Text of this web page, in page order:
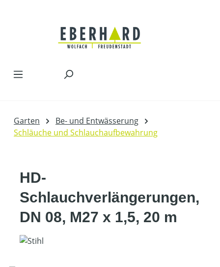
Garten
Be- und Entwässerung
Schläuche und Schlauchaufbewahrung
HD-
Schlauchverlängerungen,
DN 08, M27 x 1,5, 20 m